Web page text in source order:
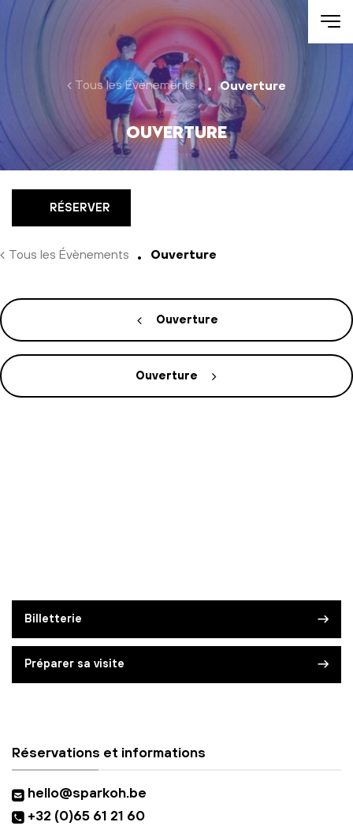
Aller au contenu
Tous les Évènements Ouverture
Ouverture
RÉSERVER
Billetterie
Préparer sa visite
Tous les Évènements Ouverture
Ouverture
Ouverture
Réservations et informations
hello@sparkoh.be
+32 (0)65 61 21 60